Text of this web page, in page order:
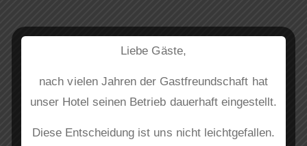
PANCAKE
Liebe Gäste,
nach vielen Jahren der Gastfreundschaft hat
unser Hotel seinen Betrieb dauerhaft eingestellt.
Diese Entscheidung ist uns nicht leichtgefallen.